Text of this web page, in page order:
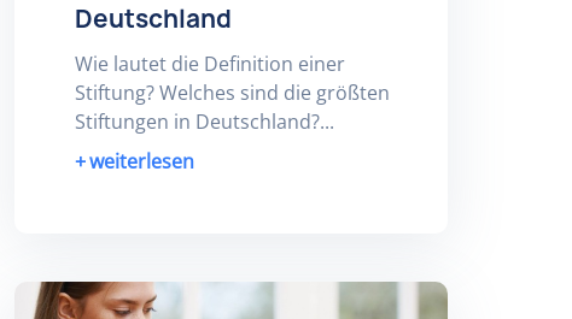
Deutschland
Wie lautet die Definition einer
Stiftung? Welches sind die größten
Stiftungen in Deutschland?...
weiterlesen